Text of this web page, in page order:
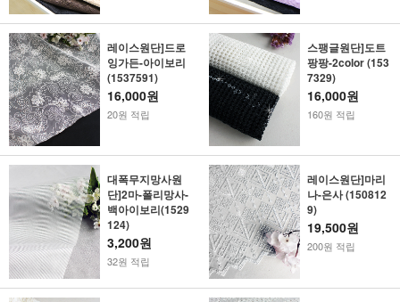
레이스원단]드로
잉가든-아이보리
(1537591)
16,000원
20원 적립
스팽글원단]도트
팡팡-2color (153
7329)
16,000원
160원 적립
대폭무지망사원
단]2마-폴리망사-
백아이보리(1529
124)
3,200원
32원 적립
레이스원단]마리
나-은사 (150812
9)
19,500원
200원 적립